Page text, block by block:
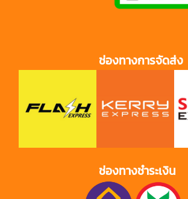
ช่องทางการจัดส่ง
ช่องทางชำระเงิน